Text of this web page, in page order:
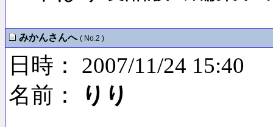
みかんさんへ ( No.2 )
日時： 2007/11/24 15:40
名前：
りり